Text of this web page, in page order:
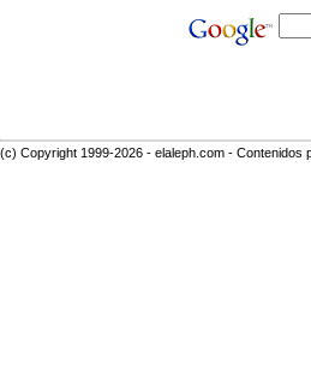
(c) Copyright 1999-2026 - elaleph.com - Contenidos